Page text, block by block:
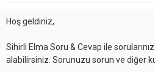
Hoş geldiniz,
Sihirli Elma Soru & Cevap ile
alabilirsiniz. Sorunuzu sorun ve diğer